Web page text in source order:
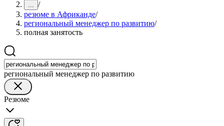
... /
резюме в Африканде/
региональный менеджер по развитию/
полная занятость
региональный менеджер по развитию
Резюме